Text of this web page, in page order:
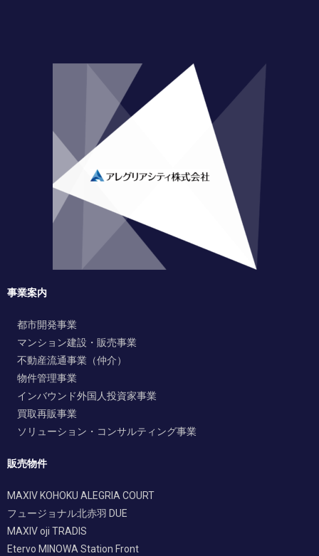
事業案内
都市開発事業
マンション建設・販売事業
不動産流通事業（仲介）
物件管理事業
インバウンド外国人投資家事業
買取再販事業
ソリューション・コンサルティング事業
販売物件
MAXIV KOHOKU ALEGRIA COURT
フュージョナル北赤羽 DUE
MAXIV oji TRADIS
Etervo MINOWA Station Front